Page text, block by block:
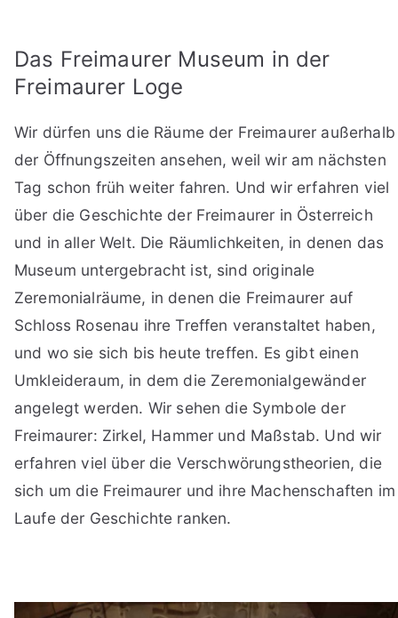
Das Freimaurer Museum in der
Freimaurer Loge
Wir dürfen uns die Räume der Freimaurer außerhalb
der Öffnungszeiten ansehen, weil wir am nächsten
Tag schon früh weiter fahren. Und wir erfahren viel
über die Geschichte der Freimaurer in Österreich
und in aller Welt. Die Räumlichkeiten, in denen das
Museum untergebracht ist, sind originale
Zeremonialräume, in denen die Freimaurer auf
Schloss Rosenau ihre Treffen veranstaltet haben,
und wo sie sich bis heute treffen. Es gibt einen
Umkleideraum, in dem die Zeremonialgewänder
angelegt werden. Wir sehen die Symbole der
Freimaurer: Zirkel, Hammer und Maßstab. Und wir
erfahren viel über die Verschwörungstheorien, die
sich um die Freimaurer und ihre Machenschaften im
Laufe der Geschichte ranken.